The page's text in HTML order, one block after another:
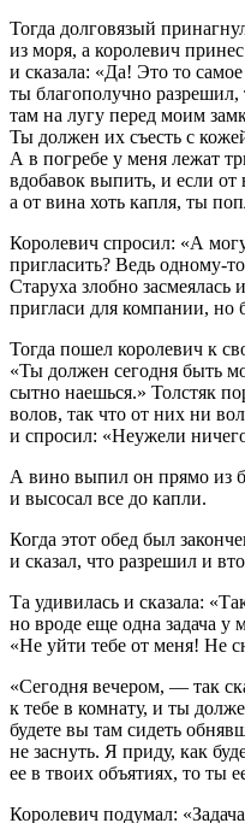
Тогда долговязый
из моря, а королевич
и сказала: «Да! Это то
ты благополучно
там на лугу перед моим
Ты должен их съесть с
А в погребе у меня лежат
вдобавок выпить, и если от
а от вина хоть капля, ты
Королевич спросил: «А
пригласить? Ведь одному-
Старуха злобно
пригласи для компании, но
Тогда пошел королевич к
«Ты должен сегодня быть
сытно наешься.» Толстяк
волов, так что от них ни
и спросил: «Неужели
А вино выпил он прямо из
и высосал все до капли.
Когда этот обед был
и сказал, что разрешил и
Та удивилась и сказала:
но вроде еще одна задача
«Не уйти тебе от меня! Не
«Сегодня вечером, — так
к тебе в комнату, и ты
будете вы там сидеть
не заснуть. Я приду, как
ее в твоих объятиях, то ты
Королевич подумал: